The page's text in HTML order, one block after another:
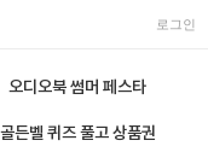
로그인
오디오북 썸머 페스타
골든벨 퀴즈 풀고 상품권